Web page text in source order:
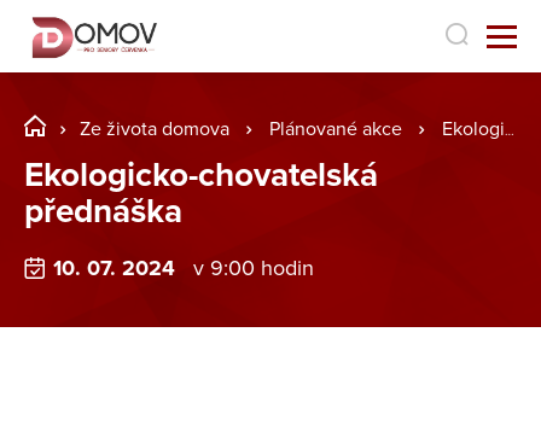
Ze života domova Plánované akce Ekologicko-chovatelská přednáška
Ekologicko-chovatelská
přednáška
10. 07. 2024 v 9:00 hodin